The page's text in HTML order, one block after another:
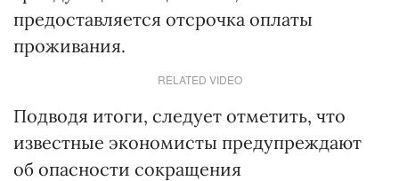
предоставляется отсрочка оплаты
проживания.
RELATED VIDEO
Подводя итоги, следует отметить, что
известные экономисты предупреждают
об опасности сокращения